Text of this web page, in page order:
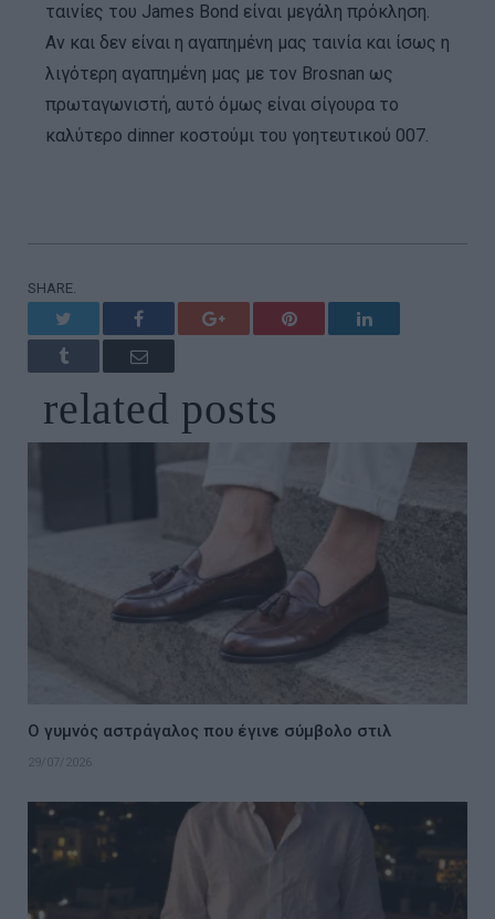
ταινίες του James Bond είναι μεγάλη πρόκληση.
Αν και δεν είναι η αγαπημένη μας ταινία και ίσως η
λιγότερη αγαπημένη μας με τον Brosnan ως
πρωταγωνιστή, αυτό όμως είναι σίγουρα το
καλύτερο dinner κοστούμι του γοητευτικού 007.
SHARE.
Facebook Google+ Pinterest LinkedIn
Tumblr Email
related posts
Ο γυμνός αστράγαλος που έγινε σύμβολο στιλ
29/07/2026